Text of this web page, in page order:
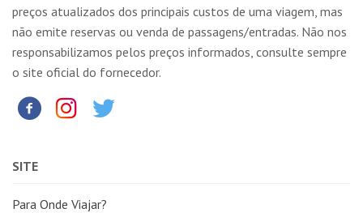
preços atualizados dos principais custos de uma viagem, mas
não emite reservas ou venda de passagens/entradas. Não nos
responsabilizamos pelos preços informados, consulte sempre
o site oficial do fornecedor.
SITE
Para Onde Viajar?